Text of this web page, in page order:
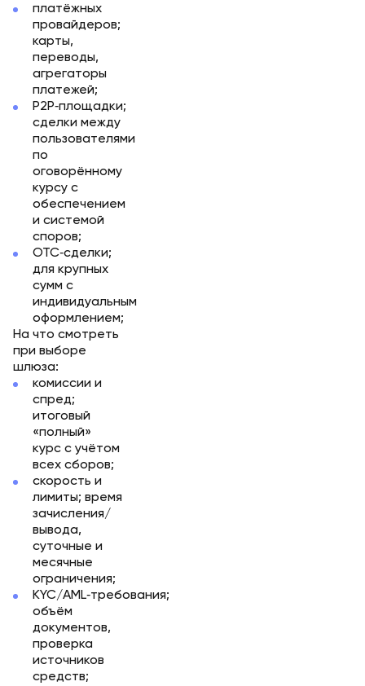
платёжных
провайдеров;
карты,
переводы,
агрегаторы
платежей;
P2P‑площадки;
сделки между
пользователями
по
оговорённому
курсу с
обеспечением
и системой
споров;
OTC‑сделки;
для крупных
сумм с
индивидуальным
оформлением;
На что смотреть
при выборе
шлюза:
комиссии и
спред;
итоговый
«полный»
курс с учётом
всех сборов;
скорость и
лимиты; время
зачисления/
вывода,
суточные и
месячные
ограничения;
KYC/AML‑требования;
объём
документов,
проверка
источников
средств;